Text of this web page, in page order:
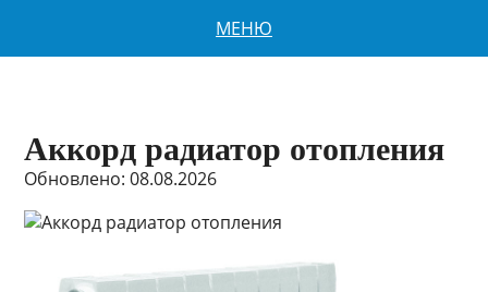
МЕНЮ
Аккорд радиатор отопления
Обновлено: 08.08.2026